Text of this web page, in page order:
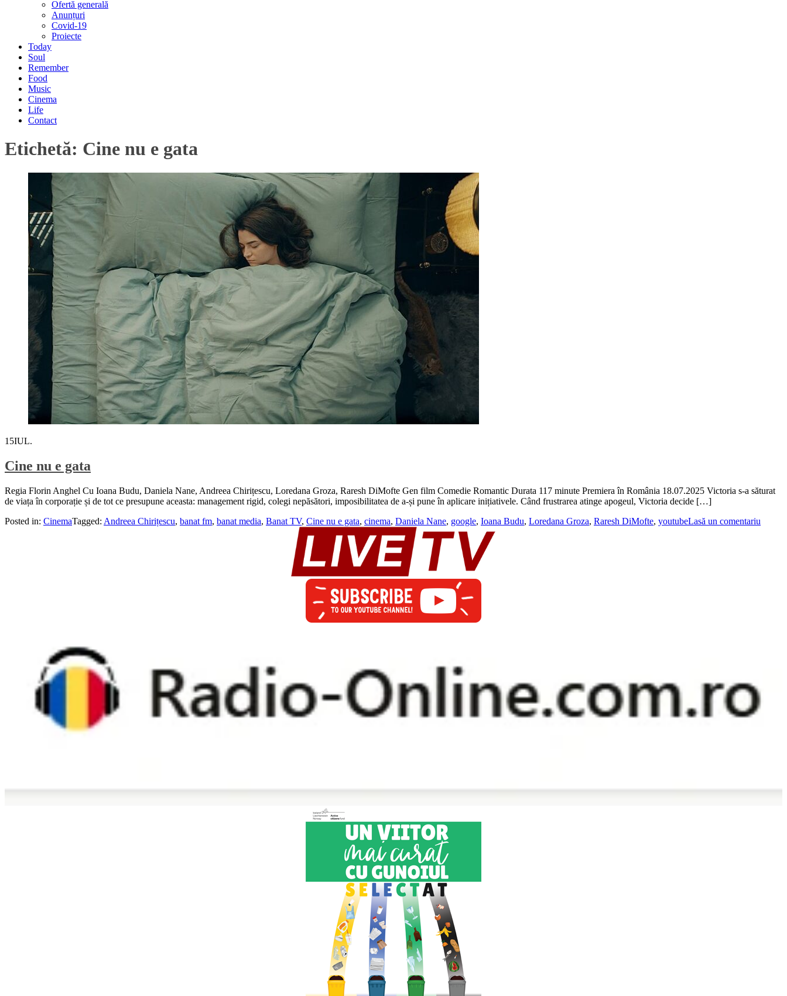
Ofertă generală
Anunțuri
Covid-19
Proiecte
Today
Soul
Remember
Food
Music
Cinema
Life
Contact
Etichetă: Cine nu e gata
15IUL.
Cine nu e gata
Regia Florin Anghel Cu Ioana Budu, Daniela Nane, Andreea Chirițescu, Loredana Groza, Raresh DiMofte Gen film Comedie Romantic Durata 117 minute Premiera în România 18.07.2025 Victoria s-a săturat
de viața în corporație și de tot ce presupune aceasta: management rigid, colegi nepăsători, imposibilitatea de a-și pune în aplicare inițiativele. Când frustrarea atinge apogeul, Victoria decide […]
Posted in: CinemaTagged: Andreea Chirițescu, banat fm, banat media, Banat TV, Cine nu e gata, cinema, Daniela Nane, google, Ioana Budu, Loredana Groza, Raresh DiMofte, youtubeLasă un comentariu